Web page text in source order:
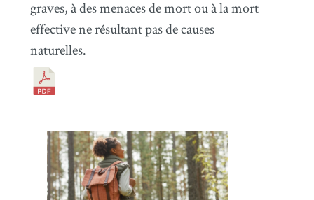
graves, à des menaces de mort ou à la mort
effective ne résultant pas de causes
naturelles.